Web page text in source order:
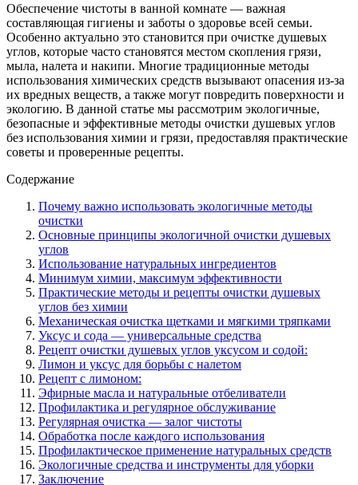
Обеспечение чистоты в ванной комнате — важная
составляющая гигиены и заботы о здоровье всей семьи.
Особенно актуально это становится при очистке душевых
углов, которые часто становятся местом скопления грязи,
мыла, налета и накипи. Многие традиционные методы
использования химических средств вызывают опасения из-за
их вредных веществ, а также могут повредить поверхности и
экологию. В данной статье мы рассмотрим экологичные,
безопасные и эффективные методы очистки душевых углов
без использования химии и грязи, предоставляя практические
советы и проверенные рецепты.
Содержание
Почему важно использовать экологичные методы
очистки
Основные принципы экологичной очистки душевых
углов
Использование натуральных ингредиентов
Минимум химии, максимум эффективности
Практические методы и рецепты очистки душевых
углов без химии
Механическая очистка щетками и мягкими тряпками
Уксус и сода — универсальные средства
Рецепт очистки душевых углов уксусом и содой:
Лимон и уксус для борьбы с налетом
Рецепт с лимоном:
Эфирные масла и натуральные отбеливатели
Профилактика и регулярное обслуживание
Регулярная очистка — залог чистоты
Обработка после каждого использования
Профилактическое применение натуральных средств
Экологичные средства и инструменты для уборки
Заключение